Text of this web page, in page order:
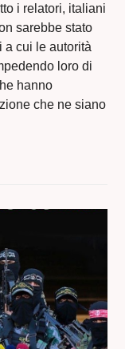
i relatori, italiani
sarebbe stato
a cui le autorità
loro di
hanno
che ne siano